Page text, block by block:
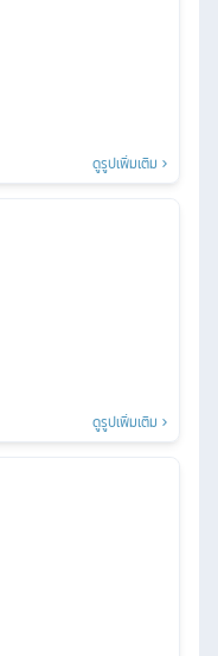
ดูรูปเพิ่มเติม
ดูรูปเพิ่มเติม